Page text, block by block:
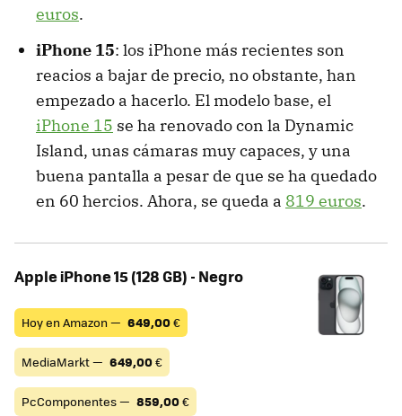
euros.
iPhone 15: los iPhone más recientes son
reacios a bajar de precio, no obstante, han
empezado a hacerlo. El modelo base, el
iPhone 15 se ha renovado con la Dynamic
Island, unas cámaras muy capaces, y una
buena pantalla a pesar de que se ha quedado
en 60 hercios. Ahora, se queda a 819 euros.
Apple iPhone 15 (128 GB) - Negro
Hoy en Amazon — 649,00€
MediaMarkt — 649,00€
PcComponentes — 859,00€